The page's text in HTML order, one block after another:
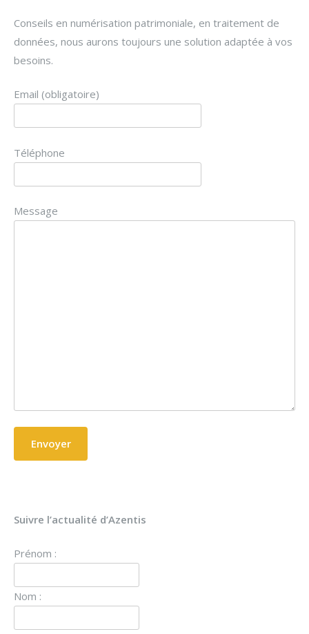
Conseils en numérisation patrimoniale, en traitement de
données, nous aurons toujours une solution adaptée à vos
besoins.
Email (obligatoire)
Téléphone
Message
Suivre l’actualité d’Azentis
Prénom :
Nom :